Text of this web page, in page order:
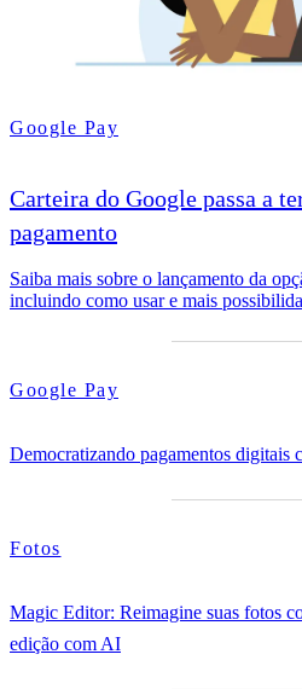
Google Pay
Carteira do Google passa a
pagamento
Saiba mais sobre o lançamento da
incluindo como usar e mais
Google Pay
Democratizando pagamentos digitais
Fotos
Magic Editor: Reimagine suas fotos
edição com AI